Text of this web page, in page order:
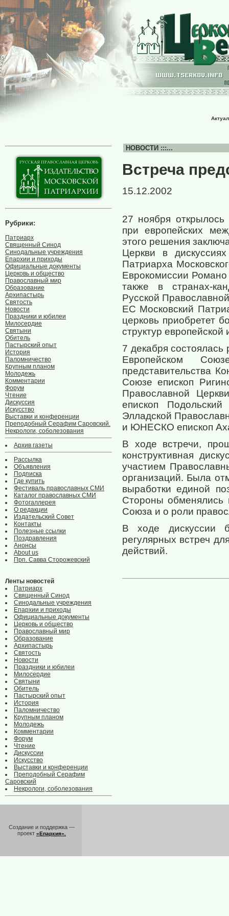
Рубрики:
Патриарх
Священный Синод
Синодальные учреждения
Епархии и приходы
Официальные документы
Церковь и общество
Православный мир
Образование
Архипастырь
Святость
Новости
Праздники и юбилеи
Милосердие
Святыни
Обитель
Пастырский опыт
История
Паломничество
Крупным планом
Молодежь
Комментарии
Форум
Чтение
Дискуссия
Искусство
Выставки и конференции
Преподобный Серафим Саровский.
Некрологи, соболезования
Архив газеты
Рассылка
Объявления
Подписка
Где купить
Фестиваль православных СМИ
Каталог православных СМИ
Фотогаллерея
О редакции
Издательский Совет
Контакты
Полезные ссылки
Поздравления
Анонсы
About us
Прп. Савва Сторожевский
Ленты новостей
Патриарх
Священный Синод
Синодальные учреждения
Епархии и приходы
Официальные документы
Церковь и общество
Православный мир
Образование
Архипастырь
Святость
Новости
Праздники и юбилеи
Милосердие
Святыни
Обитель
Пастырский опыт
История
Паломничество
Крупным планом
Молодежь
Комментарии
Форум
Чтение
Дискуссии
Искусство
Выставки и конференции
Преподобный Серафим
Саровский
Некрологи, соболезования
НОВОСТИ :::...
Встреча
15.12.2002
27 ноября открылось
при европейских
этого решения
Церкви в
Патриарха
Еврокомиссии
также в странах-
Русской
ЕС Московский
церковь приобретет
структур европейской
7 декабря
Европейском
представительства
Союзе епископ
Православной
епископ
Элладской
и ЮНЕСКО епископ
В ходе встречи,
конструктивная
участием
организаций. Была
выработки единой
Стороны обменялись
Союза и о роли
В ходе дискуссии
регулярных встреч
действий.
Создание и поддержка —
проект «Епархия».